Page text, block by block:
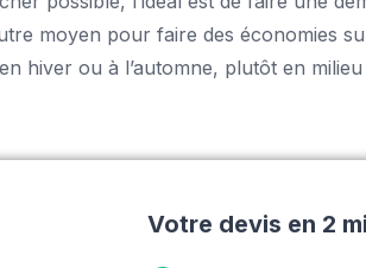
moyen pour faire des économies
hiver ou à l’automne, plutôt en milieu
Votre devis en 2